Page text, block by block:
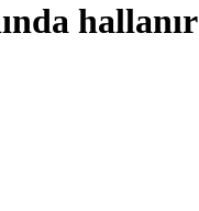
hallanır